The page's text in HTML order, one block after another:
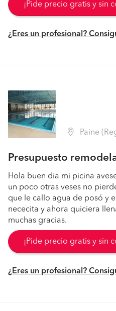
¡Pide precio gratis y sin
¿Eres un profesional?
Paine (Región
Presupuesto
Hola buen dia mi picina
un poco otras veses no
que le callo agua de posó y
nececita y ahora quiciera
muchas gracias.
¡Pide precio gratis y sin
¿Eres un profesional?